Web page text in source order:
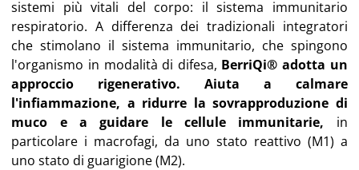
sistemi più vitali del corpo: il sistema immunitario
respiratorio. A differenza dei tradizionali integratori
che stimolano il sistema immunitario, che spingono
l'organismo in modalità di difesa, BerriQi® adotta un
approccio rigenerativo.
Aiuta a calmare
l'infiammazione, a ridurre la sovrapproduzione di
muco e a guidare le cellule immunitarie, in
particolare i macrofagi, da uno stato reattivo (M1) a
uno stato di guarigione (M2).